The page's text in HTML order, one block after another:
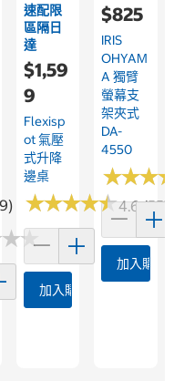
★★
★★
車
速配限
區隔日
達
$1,59
9
Flexisp
Ot 氣壓
式升降
邊桌
★★★★★
★★★★★4.6 (55)
加入購物車
$825
IRIS
OHYAM
A 獨臂
螢幕支
架夾式
DA-
4550
★★★
★★★
加入購物